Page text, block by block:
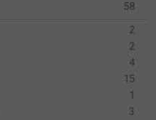
58
2
2
4
15
1
3